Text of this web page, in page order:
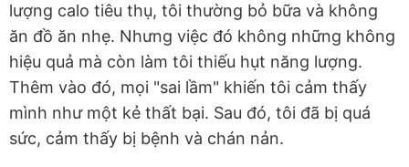
lượng calo tiêu thụ, tôi thường bỏ bữa và không
ăn đồ ăn nhẹ. Nhưng việc đó không những không
hiệu quả mà còn làm tôi thiếu hụt năng lượng.
Thêm vào đó, mọi "sai lầm" khiến tôi cảm thấy
mình như một kẻ thất bại. Sau đó, tôi đã bị quá
sức, cảm thấy bị bệnh và chán nản.